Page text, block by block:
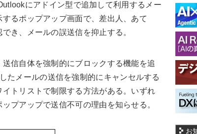
にアドイン型で追加して利用するメー
るポップアップ画面で、差出人、あて
き、メールの誤送信を抑止する。
信自体を強制的にブロックする機能を追
たメールの送信を強制的にキャンセルする
トリストで制限する方法がある。いずれ
プアップで送信不可の理由を知らせる。
お